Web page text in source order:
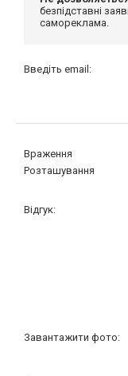
безпідставні
самореклама.
Введіть email:
Враження
Розташування
Відгук:
Завантажити фото: